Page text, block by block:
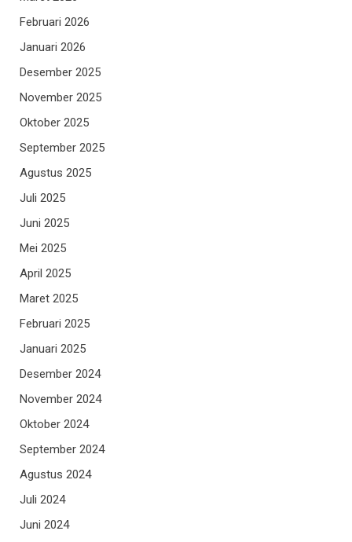
Februari 2026
Januari 2026
Desember 2025
November 2025
Oktober 2025
September 2025
Agustus 2025
Juli 2025
Juni 2025
Mei 2025
April 2025
Maret 2025
Februari 2025
Januari 2025
Desember 2024
November 2024
Oktober 2024
September 2024
Agustus 2024
Juli 2024
Juni 2024